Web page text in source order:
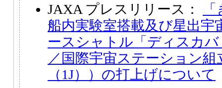
JAXA プレスリリース：
船内実験室搭載及び星出宇
ースシャトル「ディスカバ
／国際宇宙ステーション
（1J））の打上げについて